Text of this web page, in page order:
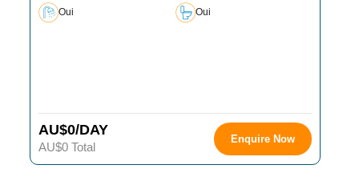
Oui Oui
AU$0/DAY
AU$0 Total
Enquire Now